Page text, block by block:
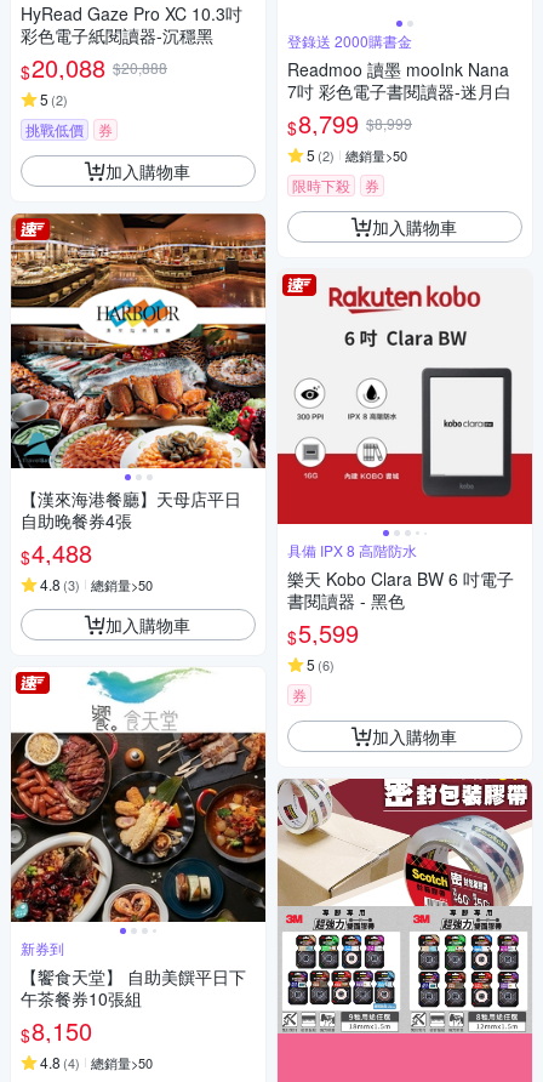
HyRead Gaze Pro XC 10.3吋
彩色電子紙閱讀器-沉穩黑
$20,088 $20,888
5 (2)
挑戰低價 券
加入購物車
【漢來海港餐廳】天母店平日
自助晚餐券4張
$4,488
4.8 (3) 總銷量>50
加入購物車
新券到
【饗食天堂】 自助美饌平日下
午茶餐券10張組
$8,150
4.8 (4) 總銷量>50
登錄送 2000購書金
Readmoo 讀墨 mooInk Nana
7吋 彩色電子書閱讀器-迷月白
$8,799 $8,999
5 (2) 總銷量>50
限時下殺 券
加入購物車
具備 IPX 8 高階防水
樂天 Kobo Clara BW 6 吋電子
書閱讀器 - 黑色
$5,599
5 (6)
券
加入購物車